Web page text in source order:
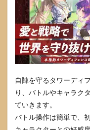
自陣を守るタワーディ
り、バトルやキャラク
ていきます。
バトル操作は簡単で、